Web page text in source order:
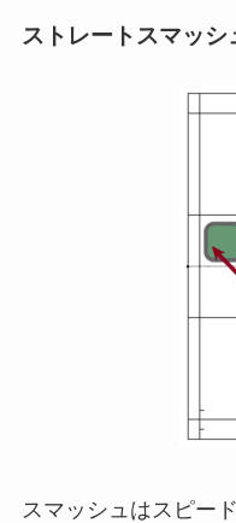
ストレートスマッ
スマッシュはスピー